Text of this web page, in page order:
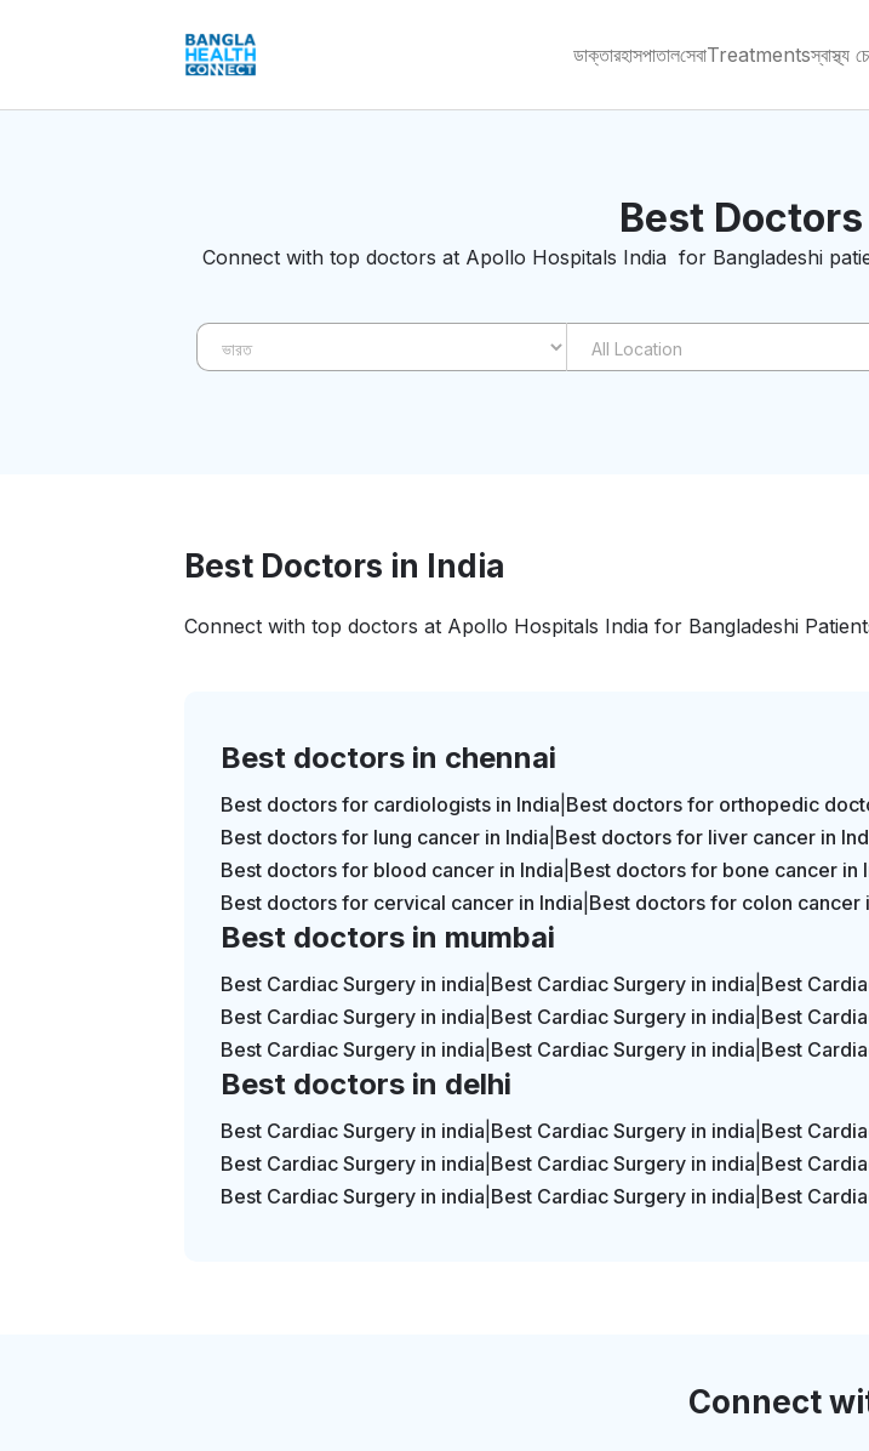
ডাক্তারহাসপাতালসেবাTreatmentsস্বাস্থ্য
Best
Connect with top doctors at Apollo Hospitals India for Bangladeshi
Best Doctors in India
Connect with top doctors at Apollo Hospitals India for Bangladeshi
Best doctors in chennai
Best doctors for cardiologists in India Best doctors for orthopedic
Best doctors for lung cancer in India Best doctors for liver cancer in
Best doctors for blood cancer in India Best doctors for bone cancer in
Best doctors for cervical cancer in India Best doctors for colon cancer
Best doctors in mumbai
Best Cardiac Surgery in india Best Cardiac Surgery in india Best
Best Cardiac Surgery in india Best Cardiac Surgery in india Best
Best Cardiac Surgery in india Best Cardiac Surgery in india Best
Best doctors in delhi
Best Cardiac Surgery in india Best Cardiac Surgery in india Best
Best Cardiac Surgery in india Best Cardiac Surgery in india Best
Best Cardiac Surgery in india Best Cardiac Surgery in india Best
Connect